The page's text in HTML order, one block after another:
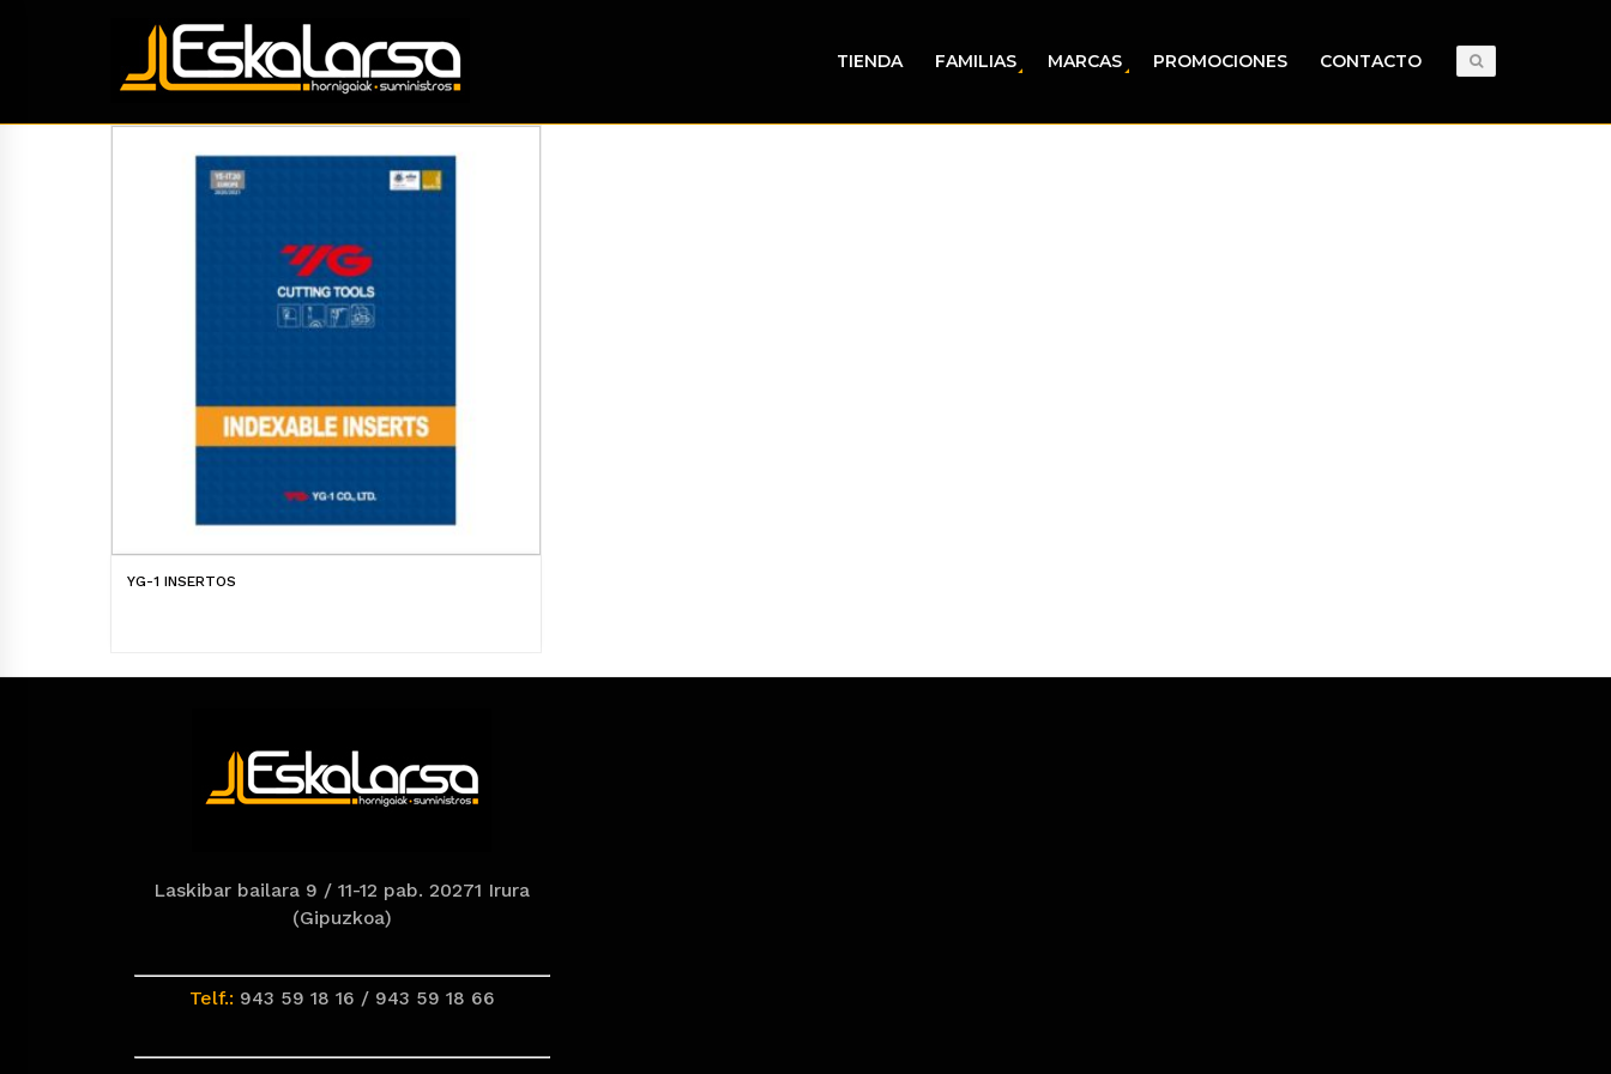
TIENDA FAMILIAS MARCAS PROMOCIONES CONTACTO
YG-1 INSERTOS
Laskibar bailara 9 / 11-12 pab. 20271 Irura
(Gipuzkoa)
Telf.: 943 59 18 16 / 943 59 18 66